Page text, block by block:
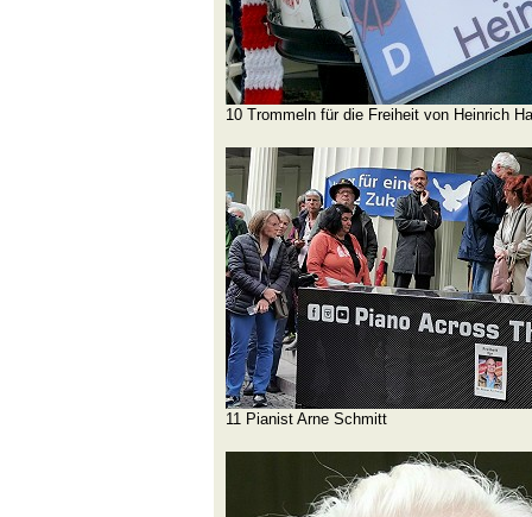
10 Trommeln für die Freiheit von Heinrich
11 Pianist Arne Schmitt